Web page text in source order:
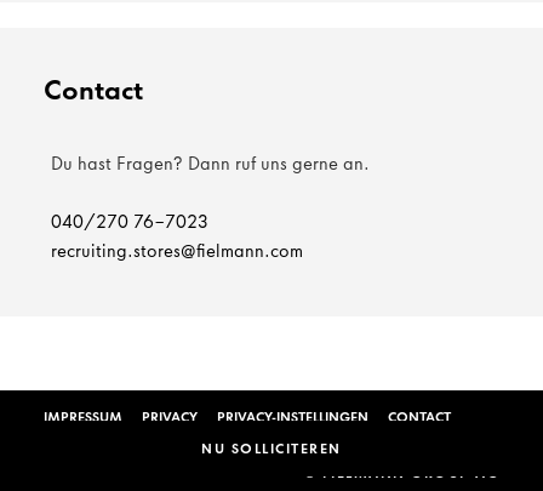
NU SOLLICITEREN
Contact
Du hast Fragen? Dann ruf uns gerne an.
040/270 76-7023
recruiting.stores@fielmann.com
IMPRESSUM PRIVACY PRIVACY-INSTELLINGEN CONTACT
© FIELMANN GROUP AG